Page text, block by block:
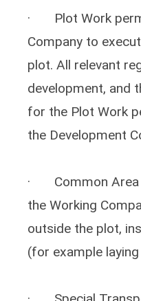
· Plot Work
Company to
plot. All relevant
development, and
for the Plot Work
the Development
· Common Area
the Working
outside the plot,
(for example